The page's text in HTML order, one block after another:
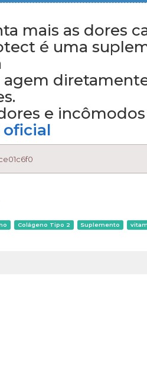
mais as dores
é uma
agem
e
oficial
Colágeno Tipo 2 Suplemento